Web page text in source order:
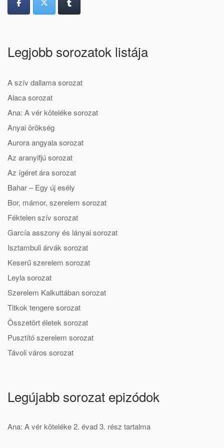
Legjobb sorozatok listája
A szív dallama sorozat
Alaca sorozat
Ana: A vér köteléke sorozat
Anyai örökség
Aurora angyala sorozat
Az aranyifjú sorozat
Az ígéret ára sorozat
Bahar – Egy új esély
Bor, mámor, szerelem sorozat
Féktelen szív sorozat
García asszony és lányai sorozat
Isztambuli árvák sorozat
Keserű szerelem sorozat
Leyla sorozat
Szerelem Kalkuttában sorozat
Titkok tengere sorozat
Összetört életek sorozat
Pusztító szerelem sorozat
Távoli város sorozat
Legújabb sorozat epizódok
Ana: A vér köteléke 2. évad 3. rész tartalma